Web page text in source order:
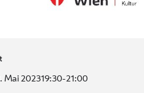
Mai 202319:30-21:00